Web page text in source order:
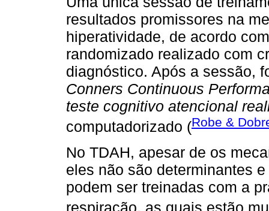
resultados promissores na
hiperatividade, de acordo
randomizado realizado com
diagnóstico. Após a sessão,
Conners Continuous
teste cognitivo atencional
computadorizado (Robe &
No TDAH, apesar de os
eles não são determinantes
podem ser treinadas com a
respiração, as quais estão